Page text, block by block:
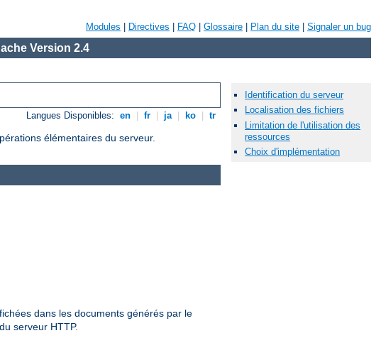
Modules Directives FAQ Glossaire Plan du site Signaler un bug
Version 2.4
Langues Disponibles: en fr ja ko tr
élémentaires du serveur.
dans les documents générés par le
serveur HTTP.
Identification du serveur
Localisation des fichiers
Limitation de l'utilisation des
ressources
Choix d'implémentation